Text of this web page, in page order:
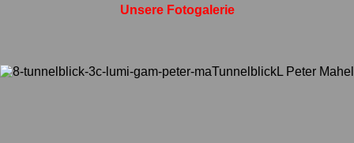
Unsere Fotogalerie